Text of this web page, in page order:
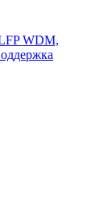
WDM,